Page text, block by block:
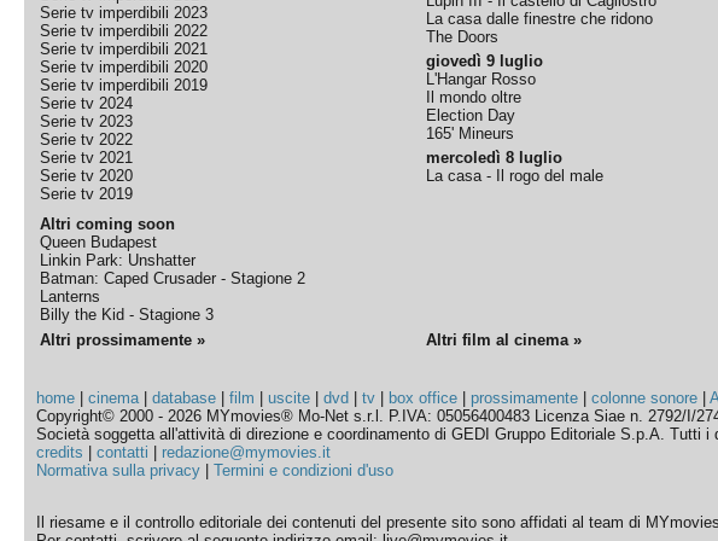
Serie tv imperdibili 2023
Serie tv imperdibili 2022
Serie tv imperdibili 2021
Serie tv imperdibili 2020
Serie tv imperdibili 2019
Serie tv 2024
Serie tv 2023
Serie tv 2022
Serie tv 2021
Serie tv 2020
Serie tv 2019
Altri coming soon
Queen Budapest
Linkin Park: Unshatter
Batman: Caped Crusader - Stagione 2
Lanterns
Billy the Kid - Stagione 3
La casa dalle finestre che ridono
The Doors
giovedì 9 luglio
L'Hangar Rosso
Il mondo oltre
Election Day
165' Mineurs
mercoledì 8 luglio
La casa - Il rogo del male
Altri prossimamente » Altri film al cinema »
home |cinema|database |film |uscite |dvd |tv box office prossimamente |colonne sonore |
Copyright© 2000 - 2026 MYmovies® Mo-Net s.r.l. P.IVA: 05056400483 Licenza Siae n. 2792/I/
Società soggetta all'attività di direzione e coordinamento di GEDI Gruppo Editoriale S.p.A. Tutti
credits |contatti
redazione@mymovies.it
Normativa sulla privacy |Termini e condizioni d'uso
Il riesame e il controllo editoriale dei contenuti del presente sito sono affidati al team di